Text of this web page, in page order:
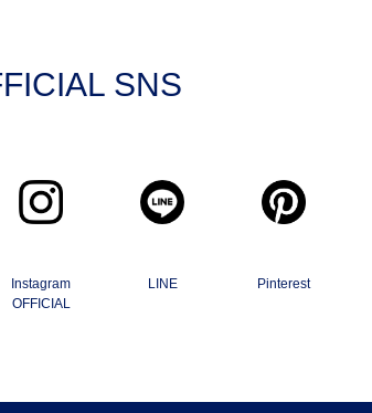
SNS
Instagram
OFFICIAL
LINE Pinterest